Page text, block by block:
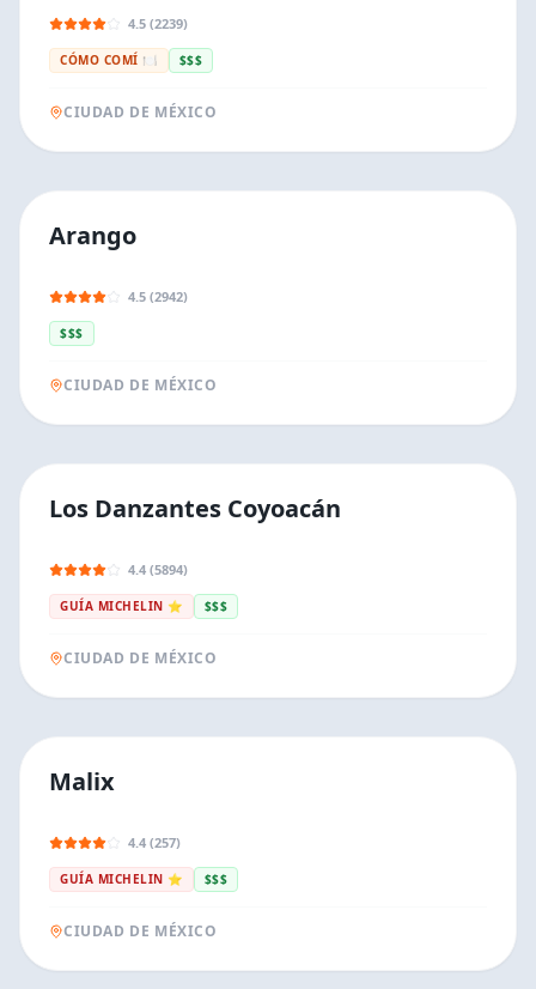
4.5 (2239)
CÓMO COMÍ 🍽️ $$$
CIUDAD DE MÉXICO
Arango
4.5 (2942)
$$$
CIUDAD DE MÉXICO
Los Danzantes Coyoacán
4.4 (5894)
GUÍA MICHELIN ⭐ $$$
CIUDAD DE MÉXICO
Malix
4.4 (257)
GUÍA MICHELIN ⭐ $$$
CIUDAD DE MÉXICO